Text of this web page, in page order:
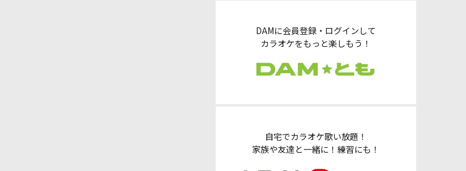
DAMに会員登録・ログインして
カラオケをもっと楽しもう！
自宅でカラオケ歌い放題！
家族や友達と一緒に！練習にも！